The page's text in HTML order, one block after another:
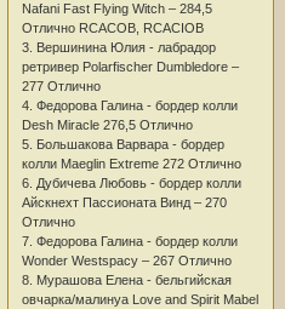
Nafani Fast Flying Witch – 284,5
Отлично RCACOB, RCACIOB
3. Вершинина Юлия - лабрадор
ретривер Polarfischer Dumbledore –
277 Отлично
4. Федорова Галина - бордер колли
Desh Miracle 276,5 Отлично
5. Большакова Варвара - бордер
колли Maeglin Extreme 272 Отлично
6. Дубичева Любовь - бордер колли
Айскнехт Пассионата Винд – 270
Отлично
7. Федорова Галина - бордер колли
Wonder Westspacy – 267 Отлично
8. Мурашова Елена - бельгийская
овчарка/малинуа Love and Spirit Mabel